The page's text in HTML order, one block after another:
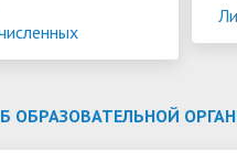
ОБРАЗОВАТЕЛЬНОЙ